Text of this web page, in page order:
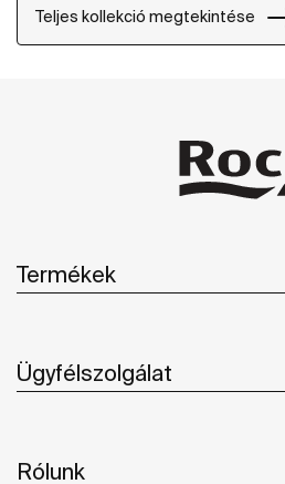
Teljes kollekció megtekintése
Termékek
Ügyfélszolgálat
Rólunk